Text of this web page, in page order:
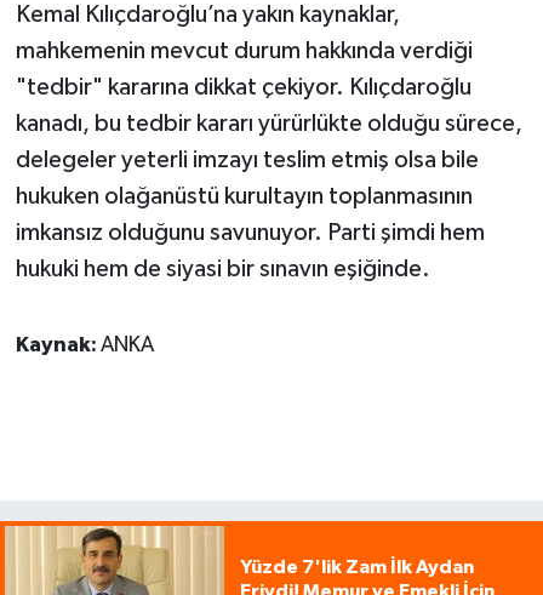
Kemal Kılıçdaroğlu’na yakın kaynaklar,
mahkemenin mevcut durum hakkında verdiği
"tedbir" kararına dikkat çekiyor. Kılıçdaroğlu
kanadı, bu tedbir kararı yürürlükte olduğu sürece,
delegeler yeterli imzayı teslim etmiş olsa bile
hukuken olağanüstü kurultayın toplanmasının
imkansız olduğunu savunuyor. Parti şimdi hem
hukuki hem de siyasi bir sınavın eşiğinde.
Kaynak: ANKA
Yüzde 7'lik Zam İlk Aydan